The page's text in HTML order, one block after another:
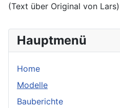
Hauptmenü
Home
Modelle
Bauberichte
(Text über Original von Lars)